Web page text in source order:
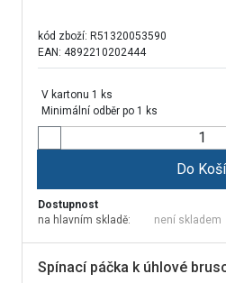
kód zboží: R51320053590
EAN: 4892210202444
V kartonu 1 ks
Minimální odběr po 1 ks
Do
Dostupnost
na hlavním skladě:
není skladem
Spínací páčka k úhlové